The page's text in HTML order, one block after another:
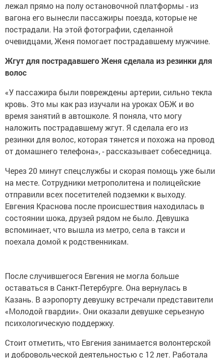
лежал прямо на полу остановочной платформы - из
вагона его вынесли пассажиры поезда, которые не
пострадали. На этой фотографии, сделанной
очевидцами, Женя помогает пострадавшему мужчине.
Жгут для пострадавшего Женя сделала из резинки для
волос
«У пассажира были повреждены артерии, сильно текла
кровь. Это мы как раз изучали на уроках ОБЖ и во
время занятий в автошколе. Я поняла, что могу
наложить пострадавшему жгут. Я сделала его из
резинки для волос, которая тянется и похожа на провод
от домашнего телефона», - рассказывает собеседница.
Через 20 минут спецслужбы и скорая помощь уже были
на месте. Сотрудники метрополитена и полицейские
отправили всех посетителей подземки к выходу.
Евгения Краснова после происшествия находилась в
состоянии шока, друзей рядом не было. Девушка
вспоминает, что вышла из метро, села в такси и
поехала домой к родственникам.
После случившегося Евгения не могла больше
оставаться в Санкт-Петербурге. Она вернулась в
Казань. В аэропорту девушку встречали представители
«Молодой гвардии». Они оказали девушке серьезную
психологическую поддержку.
Стоит отметить, что Евгения занимается волонтерской
и добровольческой деятельностью с 12 лет. Работала